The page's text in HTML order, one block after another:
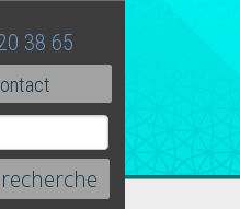
38 65